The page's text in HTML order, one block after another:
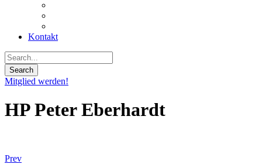
Kontakt
Mitglied werden!
HP Peter Eberhardt
Prev